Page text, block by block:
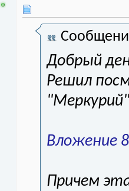
Добрый
Решил
Вложение
Причем